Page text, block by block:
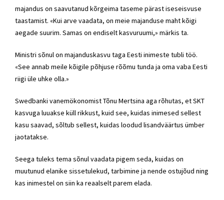
majandus on saavutanud kõrgeima taseme pärast iseseisvuse
taastamist. «Kui arve vaadata, on meie majanduse maht kõigi
aegade suurim. Samas on endiselt kasvuruumi,» märkis ta.
Ministri sõnul on majanduskasvu taga Eesti inimeste tubli töö.
«See annab meile kõigile põhjuse rõõmu tunda ja oma vaba Eesti
riigi üle uhke olla.»
Swedbanki vanemökonomist Tõnu Mertsina aga rõhutas, et SKT
kasvuga luuakse küll rikkust, kuid see, kuidas inimesed sellest
kasu saavad, sõltub sellest, kuidas loodud lisandväärtus ümber
jaotatakse.
Seega tuleks tema sõnul vaadata pigem seda, kuidas on
muutunud elanike sissetulekud, tarbimine ja nende ostujõud ning
kas inimestel on siin ka reaalselt parem elada.